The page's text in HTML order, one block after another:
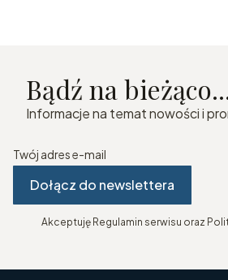
Bądź na
Informacje na temat nowości i
Twój adres e-mail
Dołącz do newslettera
Akceptuję Regulamin serwisu oraz